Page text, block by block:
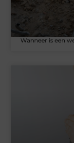
Wanneer is een